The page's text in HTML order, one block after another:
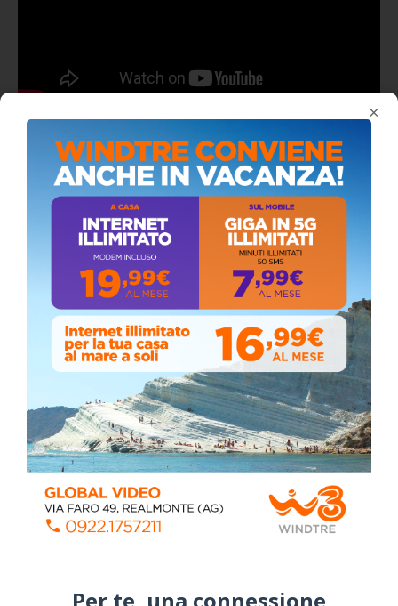
×
ALMANACCO DEL GIORNO
Coronavirus: messaggio del Sindaco Zambito
ai cittadini
Domenica, Novembre 22, 2020
Circolo della stampa, terzo appuntamento
con il giornalista Giacinto Pipitone
Martedì, Agosto 04, 2026